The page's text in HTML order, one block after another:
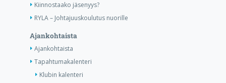
Kiinnostaako jäsenyys?
RYLA – Johtajuuskoulutus nuorille
Ajankohtaista
Ajankohtaista
Tapahtumakalenteri
Klubin kalenteri